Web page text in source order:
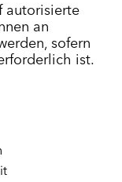
autorisierte
an
sofern
ist.